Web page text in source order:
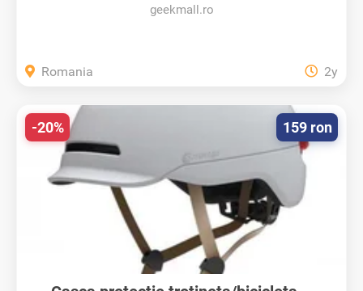
geekmall.ro
Romania 2y
159 ron
-20%